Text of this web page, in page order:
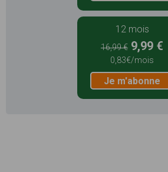
12 mois
16,99 € 9,99 €
0,83€/mois
Je m'abonne